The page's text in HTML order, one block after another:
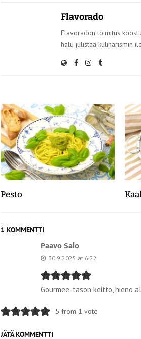
Flavorado
Flavoradon toimitus
halu julistaa kulinarismin
Pesto
1 KOMMENTTI
Paavo Salo
30.9.2025 at 6:22
Gourmee-tason keitto, hieno
5 from 1 vote
JÄTÄ KOMMENTTI